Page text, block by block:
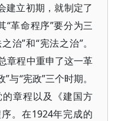
建立初期，就制定了
“革命程序”要分为三
治”和“宪法之治”。
章程中重申了这一革
与“宪政”三个时期。
章程以及《建国方
。在1924年完成的